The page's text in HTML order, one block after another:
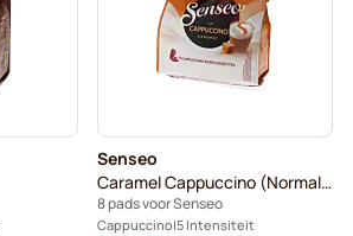
Senseo
Caramel Cappuccino (Normale kop)
8 pads voor Senseo
Cappuccino 5 Intensiteit